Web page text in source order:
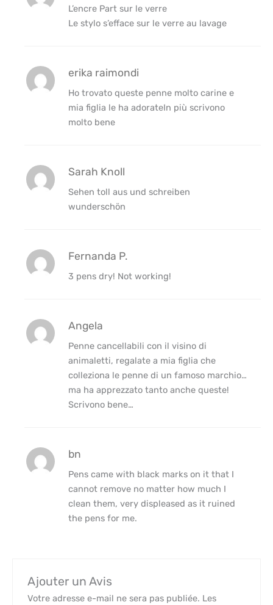
L’encre Part sur le verre
Le stylo s’efface sur le verre au lavage
erika raimondi
Ho trovato queste penne molto carine e
mia figlia le ha adorateIn più scrivono
molto bene
Sarah Knoll
Sehen toll aus und schreiben
wunderschön
Fernanda P.
3 pens dry! Not working!
Angela
Penne cancellabili con il visino di
animaletti, regalate a mia figlia che
colleziona le penne di un famoso marchio…
ma ha apprezzato tanto anche queste!
Scrivono bene…
bn
Pens came with black marks on it that I
cannot remove no matter how much I
clean them, very displeased as it ruined
the pens for me.
Ajouter un Avis
Votre adresse e-mail ne sera pas publiée. Les